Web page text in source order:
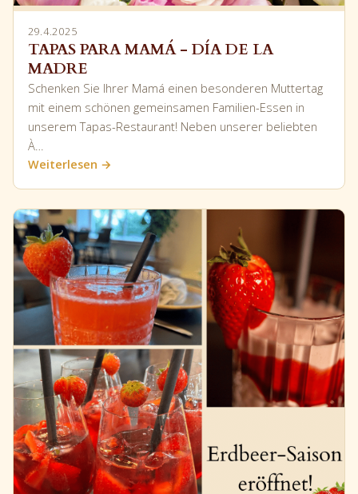
29.4.2025
TAPAS PARA MAMÁ - DÍA DE LA
MADRE
Schenken Sie Ihrer Mamá einen besonderen Muttertag
mit einem schönen gemeinsamen Familien-Essen in
unserem Tapas-Restaurant! Neben unserer beliebten
À…
Weiterlesen →